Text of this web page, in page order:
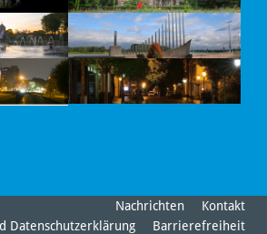
Nachrichten
Kontakt
Datenschutzerklärung
Barrierefreiheit